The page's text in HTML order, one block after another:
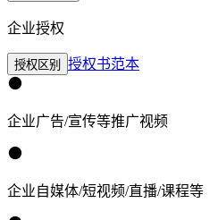
企业授权
授权区别 授权书范本
企业广告/宣传等推广视频
企业自媒体/短视频/直播/课程等